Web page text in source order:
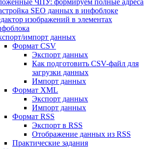
ЧПУ: формируем полные адреса
SEO данных в инфоблоке
изображений в элементах
импорт данных
Формат CSV
Экспорт данных
Как подготовить CSV-файл для
загрузки данных
Импорт данных
Формат XML
Экспорт данных
Импорт данных
Формат RSS
Экспорт в RSS
Отображение данных из RSS
Практические задания